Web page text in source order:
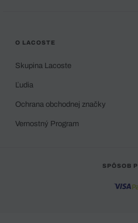
O LACOSTE
Skupina Lacoste
Ľudia
Ochrana obchodnej značky
Vernostný Program
SPÔSOB